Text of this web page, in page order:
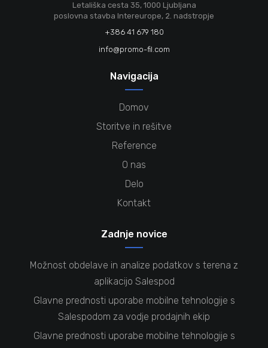
Letališka cesta 35, 1000 Ljubljana
poslovna stavba Intereurope, 2. nadstropje
+386 41 679 180
info@promo-fil.com
Navigacija
Domov
Storitve in rešitve
Reference
O nas
Delo
Kontakt
Zadnje novice
Možnost obdelave in analize podatkov s terena z
aplikacijo Salespod
Glavne prednosti uporabe mobilne tehnologije s
Salespodom za vodje prodajnih ekip
Glavne prednosti uporabe mobilne tehnologije s